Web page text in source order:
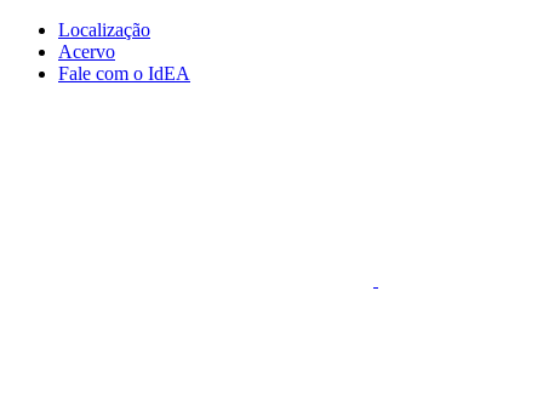
Conteúdo principal
Localização
Acervo
Fale com o IdEA